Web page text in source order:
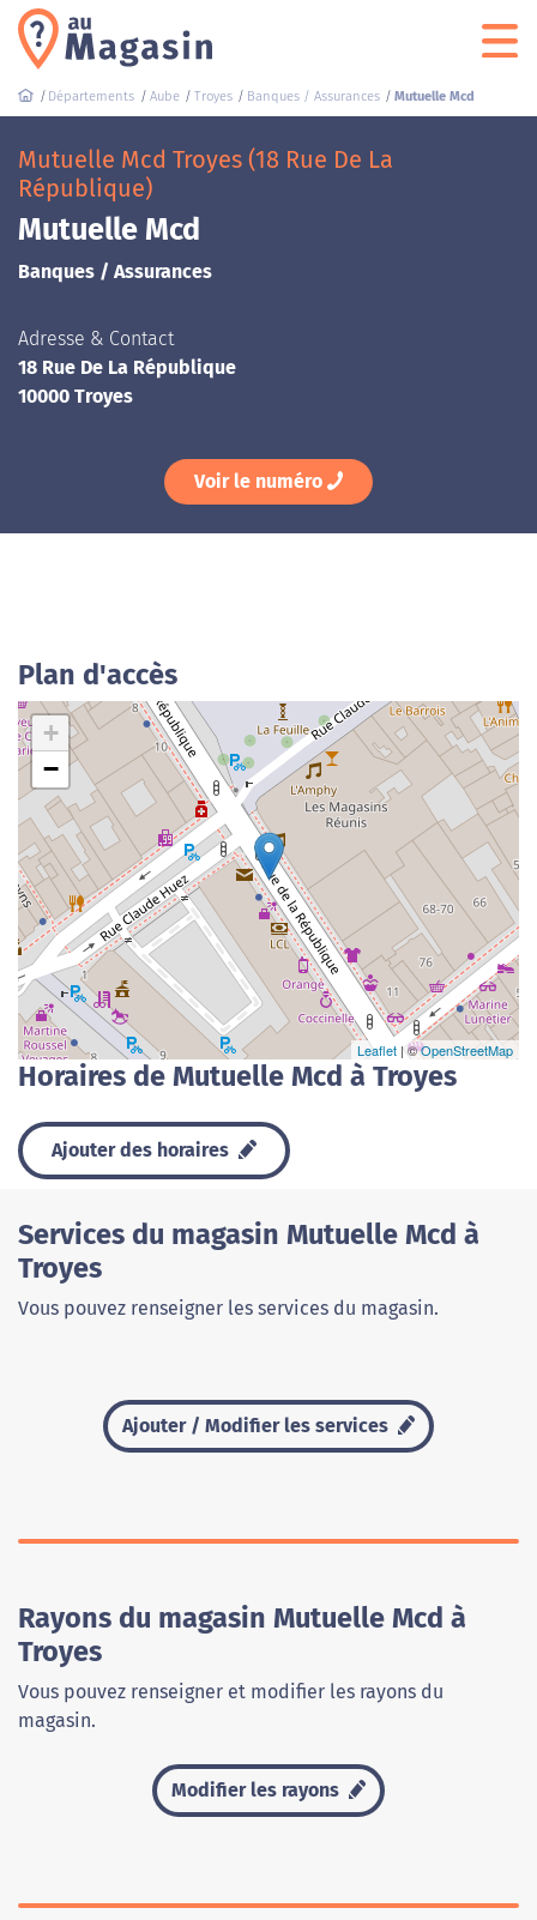
Départements Aube Troyes Banques / Assurances Mutuelle Mcd
Mutuelle Mcd Troyes (18 Rue De La
République)
Mutuelle Mcd
Banques / Assurances
Adresse & Contact
18 Rue De La République
10000 Troyes
Voir le numéro
Plan d'accès
+
−
Leaflet | ©OpenStreetMap
Horaires de Mutuelle Mcd à Troyes
Ajouter des horaires
Services du magasin Mutuelle Mcd à
Troyes
Vous pouvez renseigner les services du magasin.
Ajouter / Modifier les services
Rayons du magasin Mutuelle Mcd à
Troyes
Vous pouvez renseigner et modifier les rayons du
magasin.
Modifier les rayons